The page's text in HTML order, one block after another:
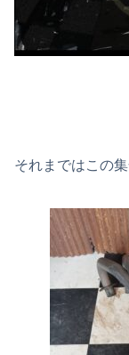
それまではこの